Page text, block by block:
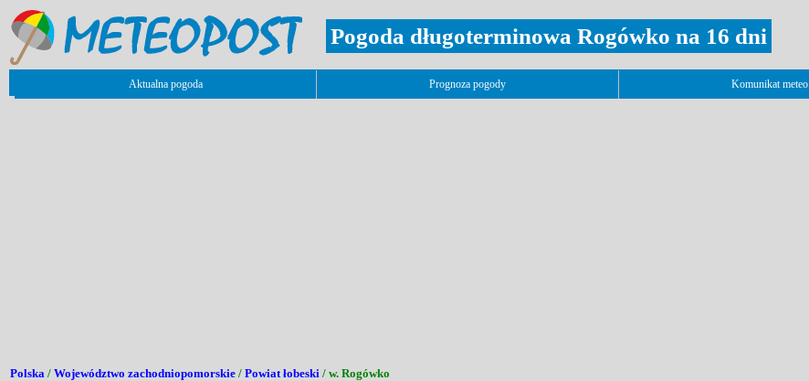
Pogoda długoterminowa Rogówko na 16 dni
Aktualna pogoda Prognoza pogody Komunikat meteo
Polska / Województwo zachodniopomorskie / Powiat łobeski / w. Rogówko